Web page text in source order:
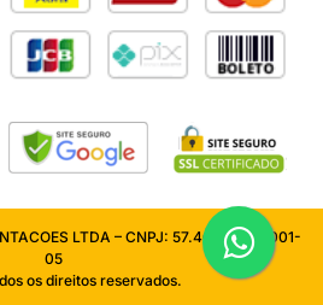
LTDA – CNPJ: 57.409.026/0001-
05
os direitos reservados.